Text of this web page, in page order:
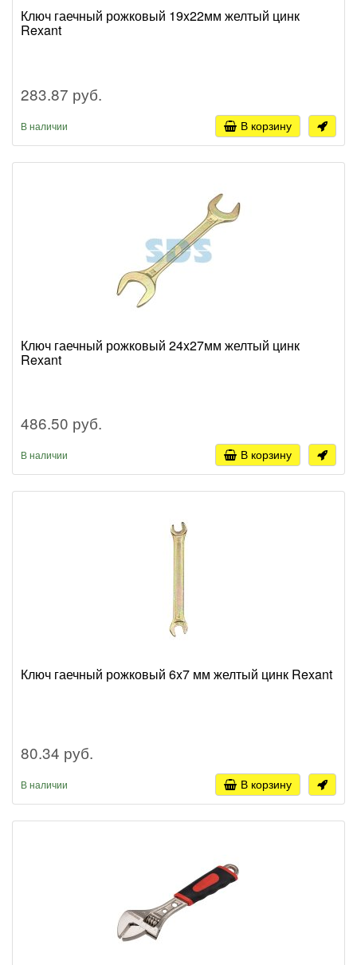
Ключ гаечный рожковый 19x22мм желтый цинк
Rexant
283.87 руб.
В наличии В корзину
Ключ гаечный рожковый 24x27мм желтый цинк
Rexant
486.50 руб.
В наличии В корзину
Ключ гаечный рожковый 6x7 мм желтый цинк Rexant
80.34 руб.
В наличии В корзину